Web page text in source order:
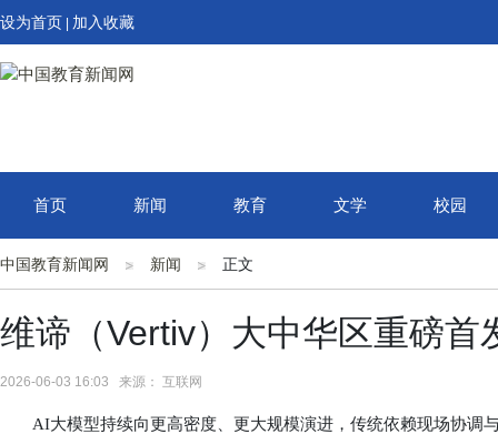
设为首页 加入收藏
首页 新闻 教育 文学 校园
中国教育新闻网 新闻 正文
维谛（Vertiv）大中华区重磅首
2026-06-03 16:03 来源： 互联网
AI大模型持续向更高密度、更大规模演进，传统依赖现场协调